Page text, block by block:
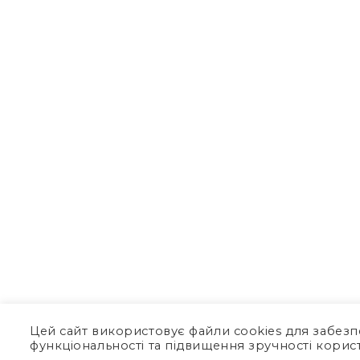
Цей сайт використовує файли cookies для
функціональності та підвищення зручності